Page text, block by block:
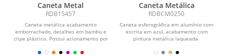
Caneta Metal
RDB15457
Caneta metálica acabamento
emborrachado, detalhes em bambu e
clipe plástico. Possui acionamento por
Caneta Metálica
RDBCM0250
Caneta esferográfica em alumínio com
escrita em azul, acabamento com
pintura metálica laqueada.